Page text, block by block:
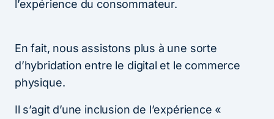
l’expérience du consommateur.
En fait, nous assistons plus à une sorte
d’hybridation entre le digital et le commerce
physique.
Il s’agit d’une inclusion de l’expérience «​ ​